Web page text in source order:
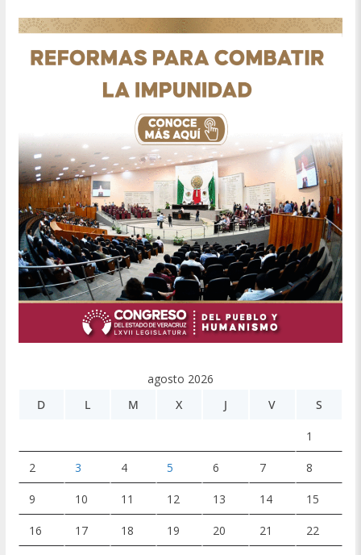
agosto 2026
D
L M X J V S
1
2 3 4 5 6 7 8
9 10 11 12 13 14 15
16 17 18 19 20 21 22